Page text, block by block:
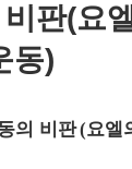
판(요
동)
비판(요엘